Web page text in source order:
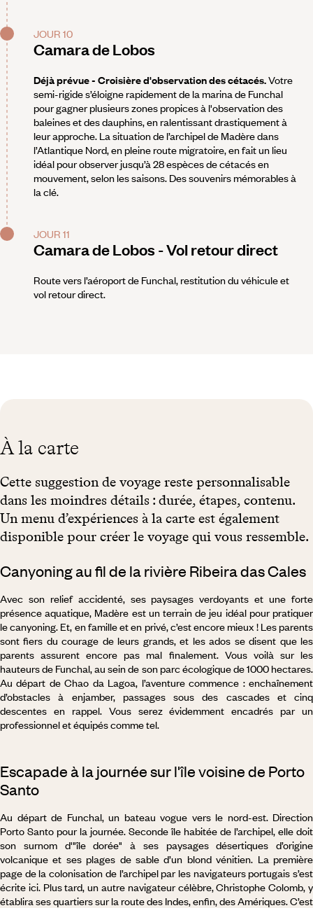
JOUR 10
Camara de Lobos
Déjà prévue - Croisière d'observation des cétacés.Votre
semi-rigide s’éloigne rapidement de la marina de Funchal
pour gagner plusieurs zones propices à l'observation des
baleines et des dauphins, en ralentissant drastiquement à
leur approche. La situation de l’archipel de Madère dans
l’Atlantique Nord, en pleine route migratoire, en fait un lieu
idéal pour observer jusqu’à 28 espèces de cétacés en
mouvement, selon les saisons. Des souvenirs mémorables à
la clé.
JOUR 11
Camara de Lobos - Vol retour direct
Route vers l’aéroport de Funchal, restitution du véhicule et
vol retour direct.
À la carte
Cette suggestion de voyage reste personnalisable
dans les moindres détails : durée, étapes, contenu.
Un menu d’expériences à la carte est également
disponible pour créer le voyage qui vous ressemble.
Canyoning au fil de la rivière Ribeira das Cales
Avec son relief accidenté, ses paysages verdoyants et une forte
présence aquatique, Madère est un terrain de jeu idéal pour pratiquer
le canyoning. Et, en famille et en privé, c’est encore mieux ! Les parents
sont fiers du courage de leurs grands, et les ados se disent que les
parents assurent encore pas mal finalement. Vous voilà sur les
hauteurs de Funchal, au sein de son parc écologique de 1000 hectares.
Au départ de Chao da Lagoa, l’aventure commence : enchaînement
d’obstacles à enjamber, passages sous des cascades et cinq
descentes en rappel. Vous serez évidemment encadrés par un
professionnel et équipés comme tel.
Escapade à la journée sur l'île voisine de Porto
Santo
Au départ de Funchal, un bateau vogue vers le nord-est. Direction
Porto Santo pour la journée. Seconde île habitée de l’archipel, elle doit
son surnom d'"île dorée" à ses paysages désertiques d’origine
volcanique et ses plages de sable d’un blond vénitien. La première
page de la colonisation de l’archipel par les navigateurs portugais s’est
écrite ici. Plus tard, un autre navigateur célèbre, Christophe Colomb, y
établira ses quartiers sur la route des Indes, enfin, des Amériques. C’est